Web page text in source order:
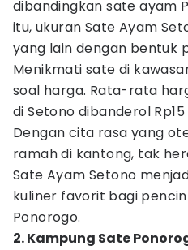
dibandingkan sate ayam
itu, ukuran Sate Ayam
yang lain dengan bentuk
Menikmati sate di
soal harga. Rata-rata
di Setono dibanderol
Dengan cita rasa yang
ramah di kantong, tak
Sate Ayam Setono
kuliner favorit bagi
Ponorogo.
2. Kampung Sate